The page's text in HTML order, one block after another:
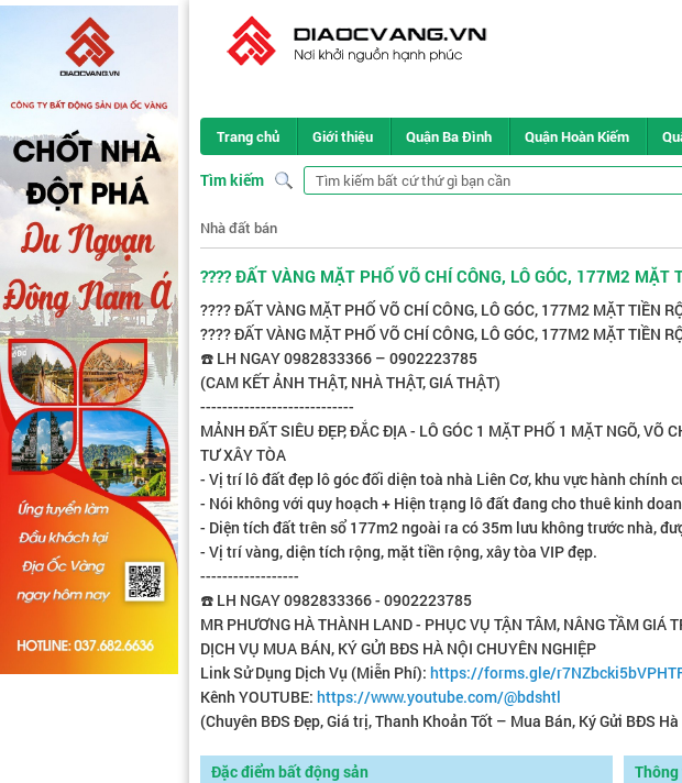
Trang chủ Giới thiệu Quận Ba Đình Quận Hoàn Kiếm
Tìm kiếm
Nhà đất bán
???? ĐẤT VÀNG MẶT PHỐ VÕ CHÍ CÔNG, LÔ GÓC, 177M2 MẶT
???? ĐẤT VÀNG MẶT PHỐ VÕ CHÍ CÔNG, LÔ GÓC, 177M2 MẶT TIỀN
???? ĐẤT VÀNG MẶT PHỐ VÕ CHÍ CÔNG, LÔ GÓC, 177M2 MẶT TIỀN
☎️ LH NGAY 0982833366 – 0902223785
(CAM KẾT ẢNH THẬT, NHÀ THẬT, GIÁ THẬT)
----------------------------
MẢNH ĐẤT SIÊU ĐẸP, ĐẮC ĐỊA - LÔ GÓC 1 MẶT PHỐ 1 MẶT NGÕ, VÕ
TƯ XÂY TÒA
- Vị trí lô đất đẹp lô góc đối diện toà nhà Liên Cơ, khu vực hành chính
- Nói không với quy hoạch + Hiện trạng lô đất đang cho thuê kinh
- Diện tích đất trên sổ 177m2 ngoài ra có 35m lưu không trước nhà,
- Vị trí vàng, diện tích rộng, mặt tiền rộng, xây tòa VIP đẹp.
------------------
☎️ LH NGAY 0982833366 - 0902223785
MR PHƯƠNG HÀ THÀNH LAND - PHỤC VỤ TẬN TÂM, NÂNG TẦM GIÁ
DỊCH VỤ MUA BÁN, KÝ GỬI BĐS HÀ NỘI CHUYÊN NGHIỆP
Link Sử Dụng Dịch Vụ (Miễn Phí): https://forms.gle/
Kênh YOUTUBE: https://www.youtube.com/@bdshtl
(Chuyên BĐS Đẹp, Giá trị, Thanh Khoản Tốt – Mua Bán, Ký Gửi BĐS
Đặc điểm bất động sản